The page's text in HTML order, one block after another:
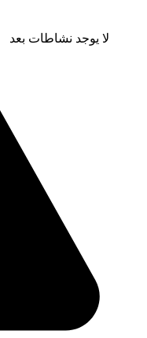
لا يوجد نشاطات بعد